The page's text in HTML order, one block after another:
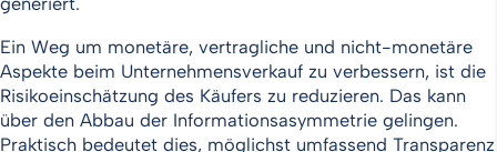
Ein Weg um monetäre, vertragliche und nicht-monetäre
Aspekte beim Unternehmensverkauf zu verbessern, ist die
Risikoeinschätzung des Käufers zu reduzieren. Das kann
über den Abbau der Informationsasymmetrie gelingen.
Praktisch bedeutet dies, möglichst umfassend Transparenz